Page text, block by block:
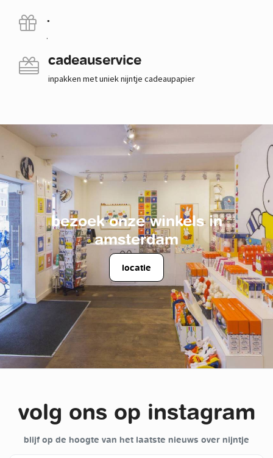
.
.
cadeauservice
inpakken met uniek nijntje cadeaupapier
bezoek onze winkels in
amsterdam
locatie
volg ons op instagram
blijf op de hoogte van het laatste nieuws over nijntje